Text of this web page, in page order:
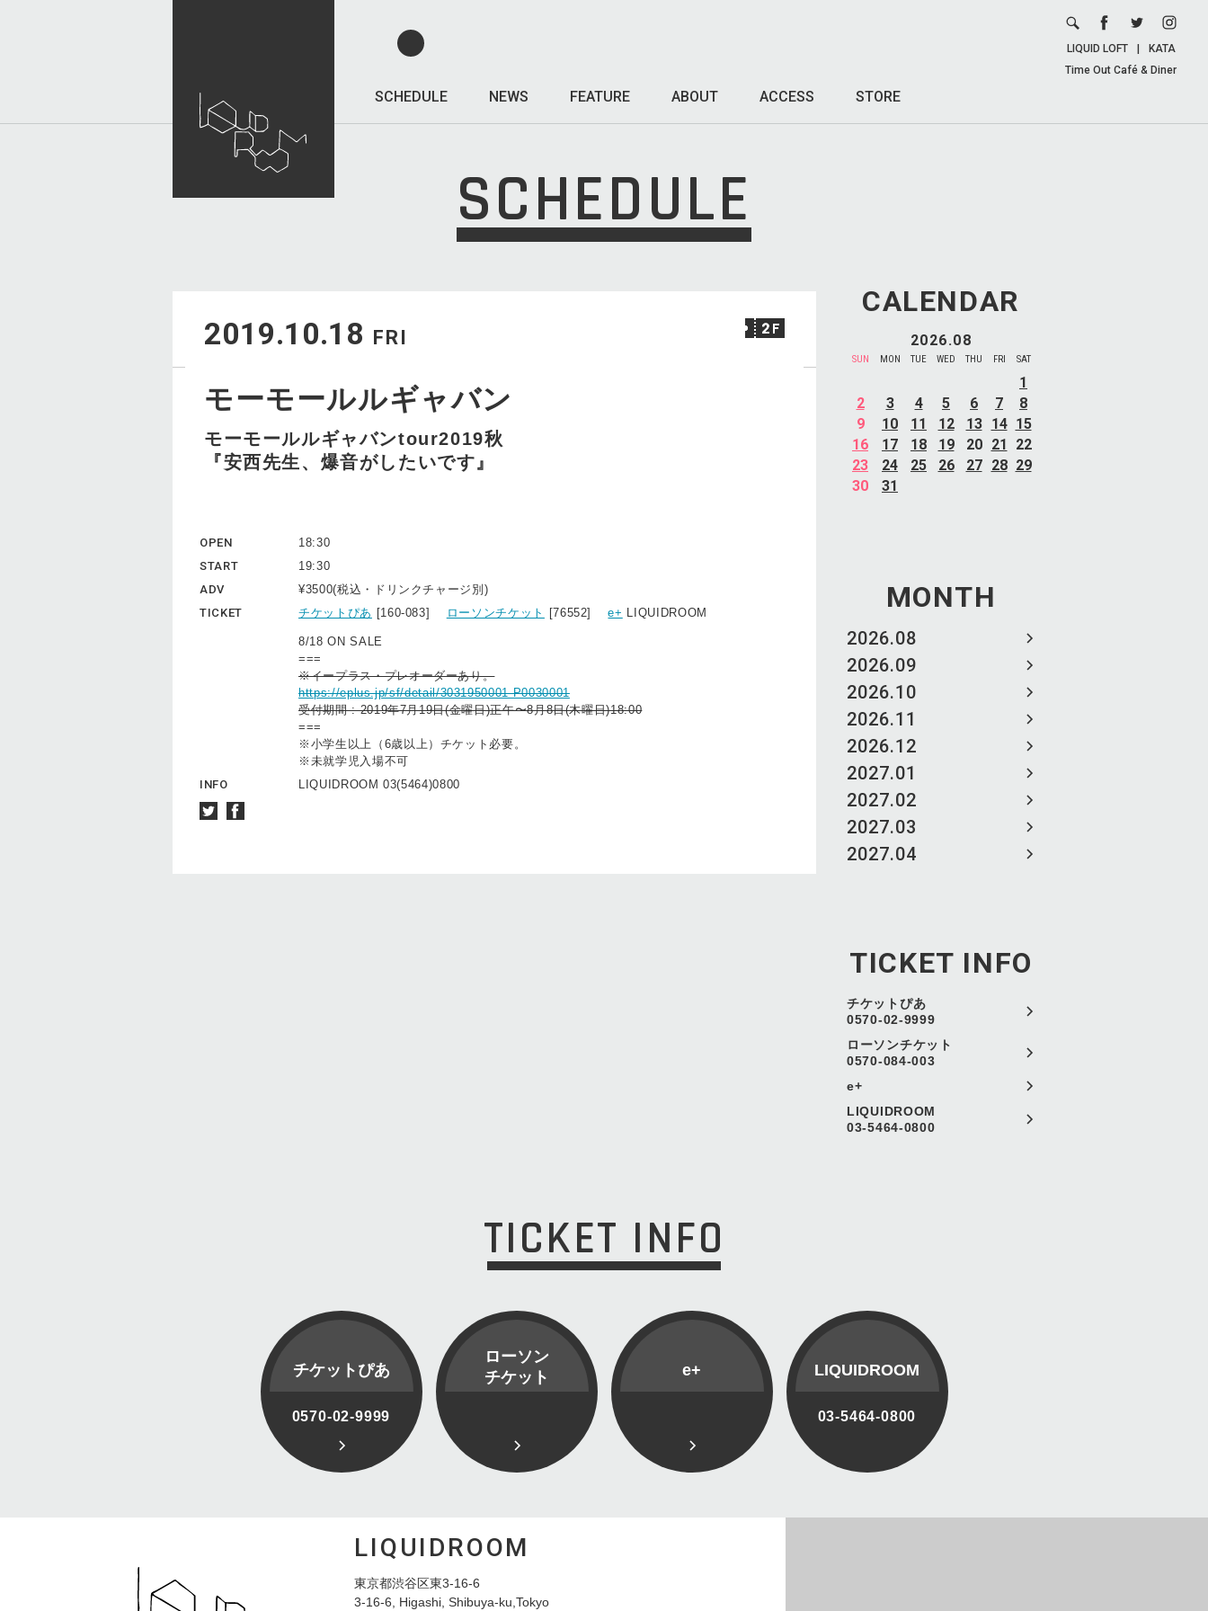
SCHEDULE NEWS FEATURE ABOUT ACCESS STORE
LIQUID LOFT
KATA
Time Out Café & Diner
SCHEDULE
CALENDAR
2026.08
SUN MON TUE WED THU FRI SAT
1
2
3 4 5 6 7
8
9
10 11 12 13 14 15
16
17 18 19 20 21
22
23
24 25 26 27 28 29
30
31
MONTH
2026.08
2026.09
2026.10
2026.11
2026.12
2027.01
2027.02
2027.03
2027.04
TICKET INFO
チケットぴあ
0570-02-9999
ローソンチケット
0570-084-003
e+
LIQUIDROOM
03-5464-0800
2019.10.18 FRI
モーモールルギャバン
モーモールルギャバンtour2019秋
『安西先生、爆音がしたいです』
OPEN
18:30
START
19:30
ADV
¥3500(税込・ドリンクチャージ別)
TICKET
チケットぴあ [160-083] ローソンチケット [76552]e+ LIQUIDROOM
8/18 ON SALE
===
※イープラス・プレオーダーあり。
https://eplus.jp/sf/detail/3031950001-P0030001
受付期間 : 2019年7月19日(金曜日)正午〜8月8日(木曜日)18:00
===
※小学生以上（6歳以上）チケット必要。
※未就学児入場不可
INFO
LIQUIDROOM 03(5464)0800
TICKET INFO
チケットぴあ
0570-02-9999
ローソン
チケット
e+ LIQUIDROOM
03-5464-0800
LIQUIDROOM
東京都渋谷区東3-16-6
3-16-6, Higashi, Shibuya-ku,Tokyo